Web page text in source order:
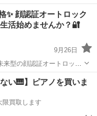
テムに更新工事を行いま
✨ 顔認証オートロック
活始めませんか？🔐
9月26日
来型の顔認証オートロック
プ！⬆️ 【こんな方
オーナー様 ・🏬 オフィス
い🎹】ピアノを買いま
限買取します